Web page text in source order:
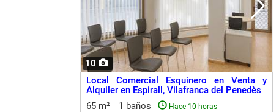
10
Local Comercial Esquinero en Venta y
Alquiler en Espirall, Vilafranca del Penedès
65 m²
1 baños Hace 10 horas